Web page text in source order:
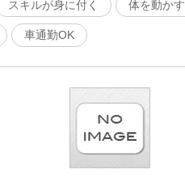
スキルが身に付く 体を動かす
車通勤OK